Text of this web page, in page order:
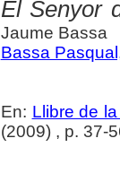
El Senyor
Jaume Bassa
Bassa
En: Llibre de
(2009) , p. 37-